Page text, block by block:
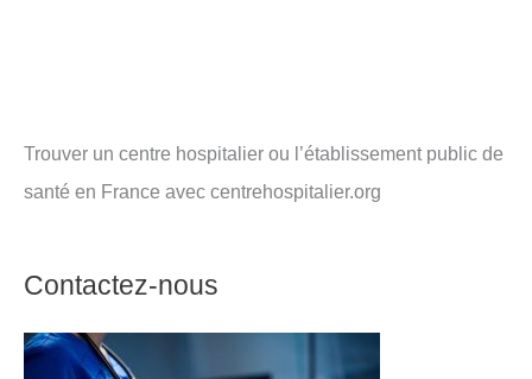
Trouver un centre hospitalier ou l’établissement public de
santé en France avec centrehospitalier.org
Contactez-nous